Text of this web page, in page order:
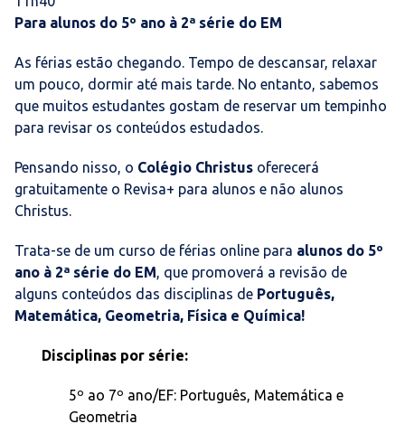
Para alunos do 5º ano à 2ª série do EM
As férias estão chegando. Tempo de descansar, relaxar
um pouco, dormir até mais tarde. No entanto, sabemos
que muitos estudantes gostam de reservar um tempinho
para revisar os conteúdos estudados.
Pensando nisso, o Colégio Christus oferecerá
gratuitamente o Revisa+ para alunos e não alunos
Christus.
Trata-se de um curso de férias online para alunos do 5º
ano à 2ª série do EM, que promoverá a revisão de
alguns conteúdos das disciplinas de Português,
Matemática, Geometria, Física e Química!
Disciplinas por série:
5º ao 7º ano/EF: Português, Matemática e
Geometria